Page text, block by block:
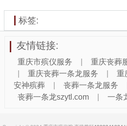
标签:
友情链接:
重庆市殡仪服务 重庆丧葬
重庆丧葬一条龙服务 重
安神殡葬
丧葬一条龙服务
丧葬一条龙szytl.com
一条